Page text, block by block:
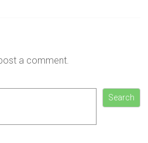
a comment.
Search